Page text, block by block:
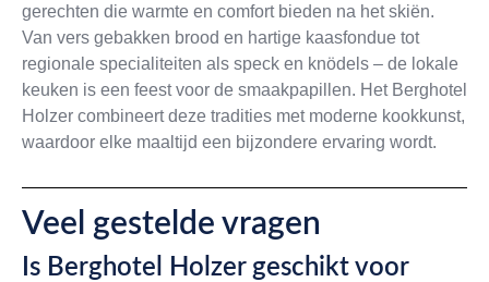
gerechten die warmte en comfort bieden na het skiën.
Van vers gebakken brood en hartige kaasfondue tot
regionale specialiteiten als speck en knödels – de lokale
keuken is een feest voor de smaakpapillen. Het Berghotel
Holzer combineert deze tradities met moderne kookkunst,
waardoor elke maaltijd een bijzondere ervaring wordt.
Veel gestelde vragen
Is Berghotel Holzer geschikt voor